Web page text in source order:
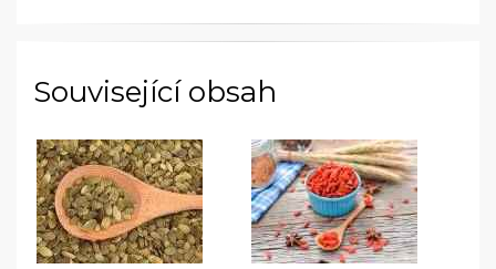
Související obsah